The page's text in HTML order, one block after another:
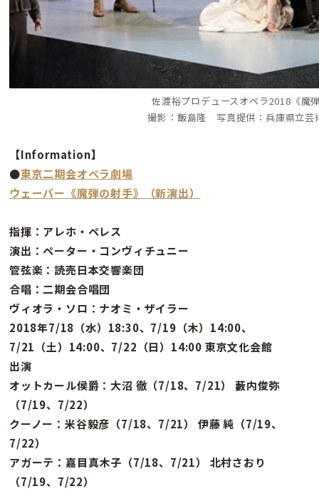
佐渡裕プロデュースオペラ2018《魔
撮影：飯島隆 写真提供：兵庫県立芸
【Information】
●東京二期会オペラ劇場
ウェーバー《魔弾の射手》（新演出）
指揮：アレホ・ペレス
演出：ペーター・コンヴィチュニー
管弦楽：読売日本交響楽団
合唱：二期会合唱団
ヴィオラ・ソロ：ナオミ・ザイラー
2018年7/18（水）18:30、7/19（木）14:00、
7/21（土）14:00、7/22（日）14:00 東京文化会館
出演
オットカール侯爵：大沼 徹（7/18、7/21） 藪内俊弥
（7/19、7/22）
クーノー：米谷毅彦（7/18、7/21） 伊藤 純（7/19、
7/22）
アガーテ：嘉目真木子（7/18、7/21） 北村さおり
（7/19、7/22）